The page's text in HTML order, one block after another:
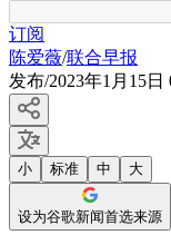
订阅
陈爱薇/联合早报
发布/2023年1月15日
小 标准 中 大
设为谷歌新闻首选来源